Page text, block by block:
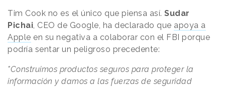
Tim Cook no es el único que piensa así. Sudar
Pichai, CEO de Google, ha declarado que apoya a
Apple en su negativa a colaborar con el FBI porque
podría sentar un peligroso precedente:
"Construimos productos seguros para proteger la
información y damos a las fuerzas de seguridad